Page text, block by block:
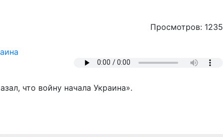
Просмотров: 1235
что войну начала Украина».